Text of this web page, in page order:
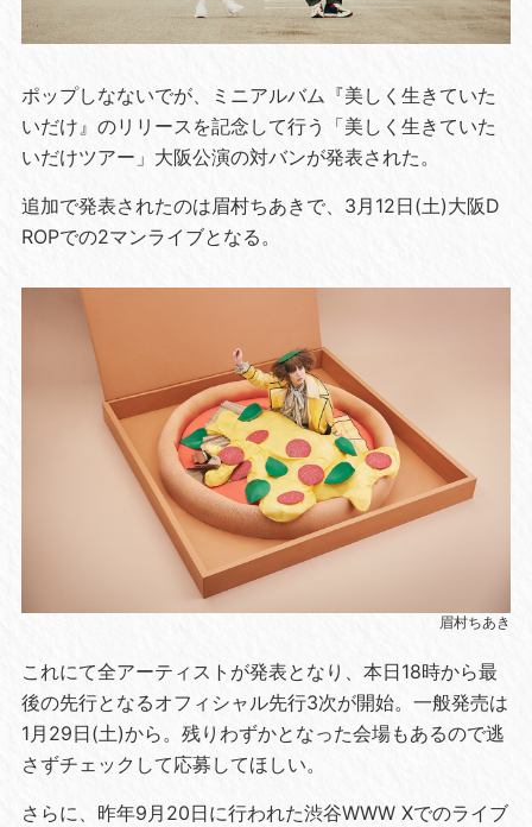
ポップしなないでが、ミニアルバム『美しく生きていた
いだけ』のリリースを記念して行う「美しく生きていた
いだけツアー」大阪公演の対バンが発表された。
追加で発表されたのは眉村ちあきで、3月12日(土)大阪D
ROPでの2マンライブとなる。
眉村ちあき
これにて全アーティストが発表となり、本日18時から最
後の先行となるオフィシャル先行3次が開始。一般発売は
1月29日(土)から。残りわずかとなった会場もあるので逃
さずチェックして応募してほしい。
さらに、昨年9月20日に行われた渋谷WWW Xでのライブ